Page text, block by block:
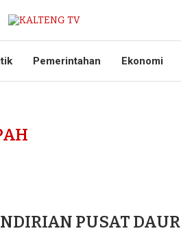
Pemerintahan Ekonomi
PUSAT DAUR